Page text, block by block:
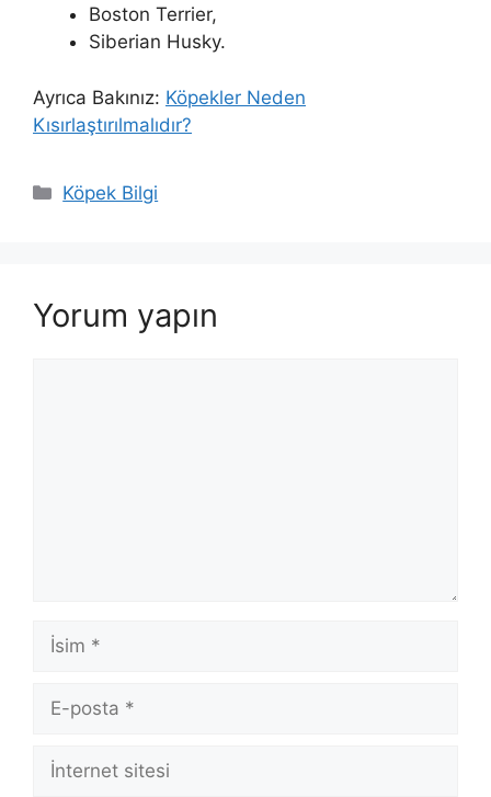
Boston Terrier,
Siberian Husky.
Ayrıca Bakınız: Köpekler Neden
Kısırlaştırılmalıdır?
Kategoriler
Köpek Bilgi
Yorum yapın
İsim
posta
İnternet
sitesi